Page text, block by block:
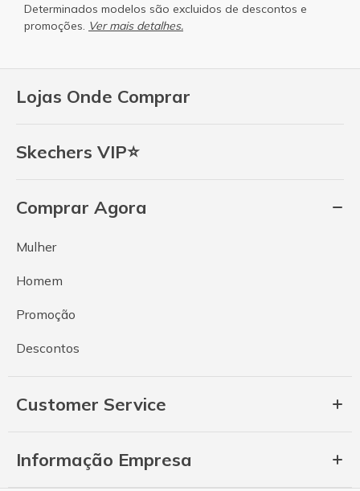
Lojas Onde Comprar
Skechers VIP⭐
Comprar Agora
Mulher
Homem
Promoção
Descontos
Customer Service
Informação Empresa
Determinados modelos são excluidos de descontos e
promoções. Ver mais detalhes.